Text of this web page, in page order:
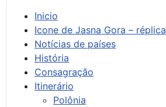
Inicio
Icone de Jasna Gora – réplica
Notícias de países
História
Consagração
Itinerário
Polônia